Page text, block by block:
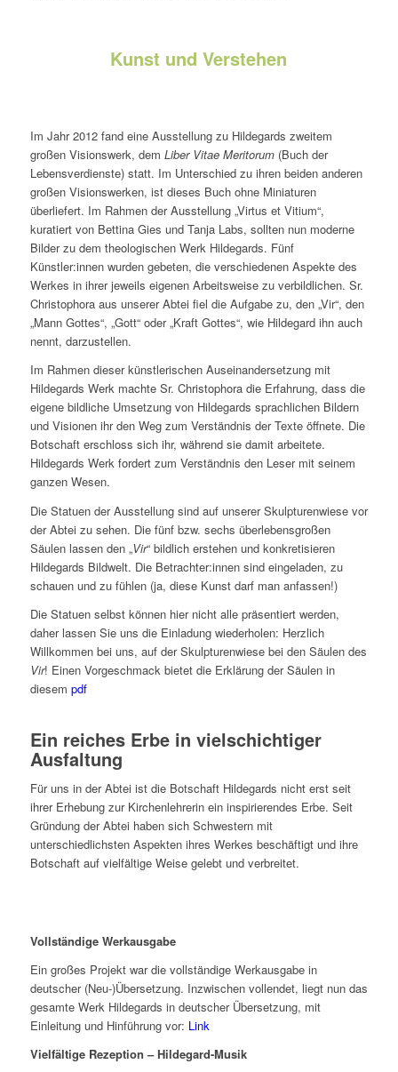
Kunst und Verstehen
Im Jahr 2012 fand eine Ausstellung zu Hildegards zweitem
großen Visionswerk, dem Liber Vitae Meritorum(Buch der
Lebensverdienste) statt. Im Unterschied zu ihren beiden anderen
großen Visionswerken, ist dieses Buch ohne Miniaturen
überliefert. Im Rahmen der Ausstellung „Virtus et Vitium“,
kuratiert von Bettina Gies und Tanja Labs, sollten nun moderne
Bilder zu dem theologischen Werk Hildegards. Fünf
Künstler:innen wurden gebeten, die verschiedenen Aspekte des
Werkes in ihrer jeweils eigenen Arbeitsweise zu verbildlichen. Sr.
Christophora aus unserer Abtei fiel die Aufgabe zu, den „Vir“, den
„Mann Gottes“, „Gott“ oder „Kraft Gottes“, wie Hildegard ihn auch
nennt, darzustellen.
Im Rahmen dieser künstlerischen Auseinandersetzung mit
Hildegards Werk machte Sr. Christophora die Erfahrung, dass die
eigene bildliche Umsetzung von Hildegards sprachlichen Bildern
und Visionen ihr den Weg zum Verständnis der Texte öffnete. Die
Botschaft erschloss sich ihr, während sie damit arbeitete.
Hildegards Werk fordert zum Verständnis den Leser mit seinem
ganzen Wesen.
Die Statuen der Ausstellung sind auf unserer Skulpturenwiese vor
der Abtei zu sehen. Die fünf bzw. sechs überlebensgroßen
Säulen lassen den „Vir“ bildlich erstehen und konkretisieren
Hildegards Bildwelt. Die Betrachter:innen sind eingeladen, zu
schauen und zu fühlen (ja, diese Kunst darf man anfassen!)
Die Statuen selbst können hier nicht alle präsentiert werden,
daher lassen Sie uns die Einladung wiederholen: Herzlich
Willkommen bei uns, auf der Skulpturenwiese bei den Säulen des
Vir! Einen Vorgeschmack bietet die Erklärung der Säulen in
diesem pdf
Ein reiches Erbe in vielschichtiger
Ausfaltung
Für uns in der Abtei ist die Botschaft Hildegards nicht erst seit
ihrer Erhebung zur Kirchenlehrerin ein inspirierendes Erbe. Seit
Gründung der Abtei haben sich Schwestern mit
unterschiedlichsten Aspekten ihres Werkes beschäftigt und ihre
Botschaft auf vielfältige Weise gelebt und verbreitet.
Vollständige Werkausgabe
Ein großes Projekt war die vollständige Werkausgabe in
deutscher (Neu-)Übersetzung. Inzwischen vollendet, liegt nun das
gesamte Werk Hildegards in deutscher Übersetzung, mit
Einleitung und Hinführung vor: Link
Vielfältige Rezeption – Hildegard-Musik